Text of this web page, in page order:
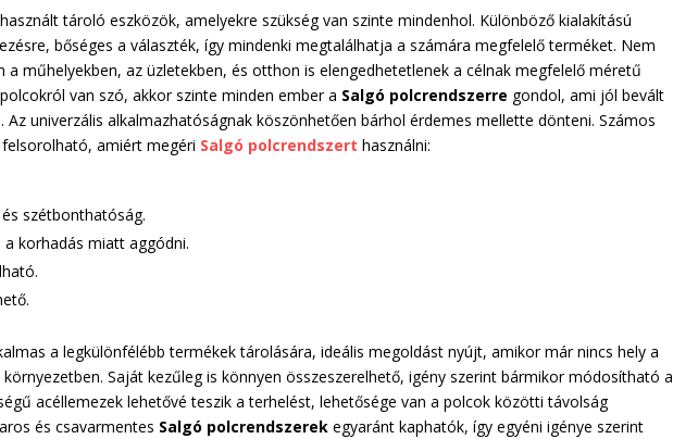
tároló eszközök, amelyekre szükség van szinte mindenhol. Különböző kialakítású
bőséges a választék, így mindenki megtalálhatja a számára megfelelő terméket. Nem
a műhelyekben, az üzletekben, és otthon is elengedhetetlenek a célnak megfelelő méretű
van szó, akkor szinte minden ember a Salgó polcrendszerre gondol, ami jól bevált
Az univerzális alkalmazhatóságnak köszönhetően bárhol érdemes mellette dönteni. Számos
amiért megéri Salgó polcrendszert használni:
szétbonthatóság.
a korhadás miatt aggódni.
a legkülönfélébb termékek tárolására, ideális megoldást nyújt, amikor már nincs hely a
Saját kezűleg is könnyen összeszerelhető, igény szerint bármikor módosítható a
acéllemezek lehetővé teszik a terhelést, lehetősége van a polcok közötti távolság
és csavarmentes Salgó polcrendszerek egyaránt kaphatók, így egyéni igénye szerint